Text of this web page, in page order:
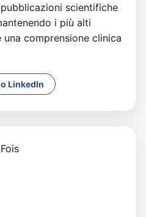
scientifiche
i più alti
comprensione clinica
LinkedIn